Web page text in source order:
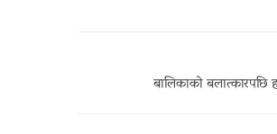
बालिकाको बलात्कारपछि